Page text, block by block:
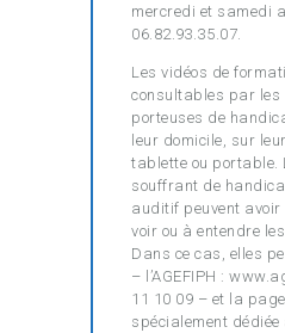
mercredi et samedi
06.82.93.35.07.
Les vidéos de
consultables par les
porteuses de
leur domicile, sur
tablette ou portable.
souffrant de
auditif peuvent
voir ou à entendre les
Dans ce cas, elles
– l’AGEFIPH :
11 10 09 – et la
spécialement dédiée